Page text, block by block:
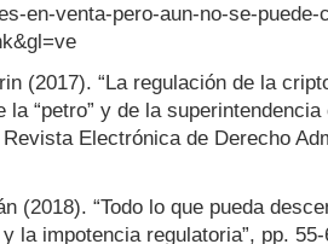
en-venta-pero-aun-no-se-
(2017). “La regulación de la
la “petro” y de la
Electrónica de Derecho
(2018). “Todo lo que pueda
la impotencia regulatoria”, pp.